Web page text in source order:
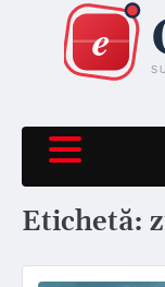
content
Etichetă: